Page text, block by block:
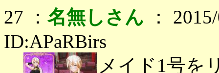
27 ： 名無しさん ：
ID:APaRBirs
メイド1号を